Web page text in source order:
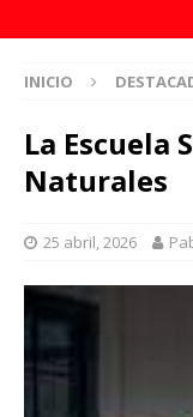
INICIO
La Escuela
Naturales
25 abril, 2026